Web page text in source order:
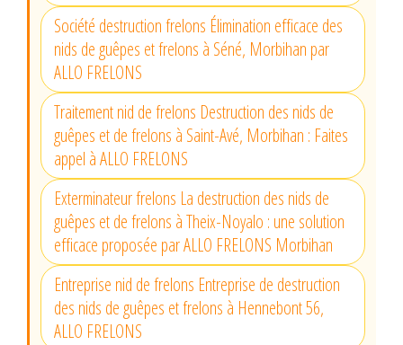
Société destruction frelons Élimination efficace des
nids de guêpes et frelons à Séné, Morbihan par
ALLO FRELONS
Traitement nid de frelons Destruction des nids de
guêpes et de frelons à Saint-Avé, Morbihan : Faites
appel à ALLO FRELONS
Exterminateur frelons La destruction des nids de
guêpes et de frelons à Theix-Noyalo : une solution
efficace proposée par ALLO FRELONS Morbihan
Entreprise nid de frelons Entreprise de destruction
des nids de guêpes et frelons à Hennebont 56,
ALLO FRELONS